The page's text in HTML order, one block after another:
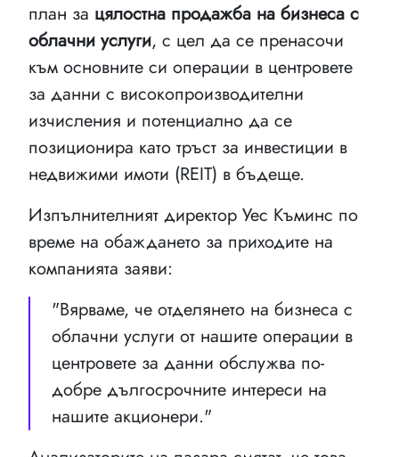
план за цялостна продажба на бизнеса с
облачни услуги, с цел да се пренасочи
към основните си операции в центровете
за данни с високопроизводителни
изчисления и потенциално да се
позиционира като тръст за инвестиции в
недвижими имоти (REIT) в бъдеще.
Изпълнителният директор Уес Къминс по
време на обаждането за приходите на
компанията заяви:
"Вярваме, че отделянето на бизнеса с
облачни услуги от нашите операции в
центровете за данни обслужва по-
добре дългосрочните интереси на
нашите акционери."